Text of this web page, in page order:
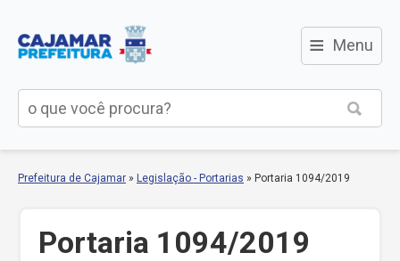
≡ Menu
Prefeitura de Cajamar » Legislação - Portarias » Portaria 1094/2019
Portaria 1094/2019